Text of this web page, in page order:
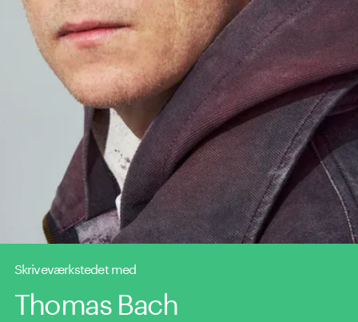
Skriveværkstedet med
Thomas Bach